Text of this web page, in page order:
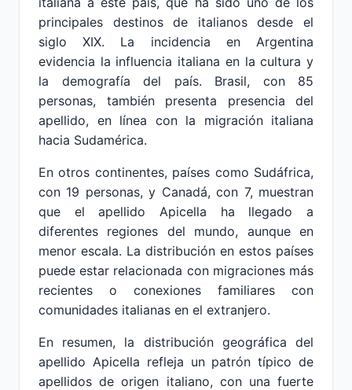
principales destinos de italianos desde el
siglo XIX. La incidencia en Argentina
evidencia la influencia italiana en la cultura y
la demografía del país. Brasil, con 85
personas, también presenta presencia del
apellido, en línea con la migración italiana
hacia Sudamérica.
En otros continentes, países como Sudáfrica,
con 19 personas, y Canadá, con 7, muestran
que el apellido Apicella ha llegado a
diferentes regiones del mundo, aunque en
menor escala. La distribución en estos países
puede estar relacionada con migraciones más
recientes o conexiones familiares con
comunidades italianas en el extranjero.
En resumen, la distribución geográfica del
apellido Apicella refleja un patrón típico de
apellidos de origen italiano, con una fuerte